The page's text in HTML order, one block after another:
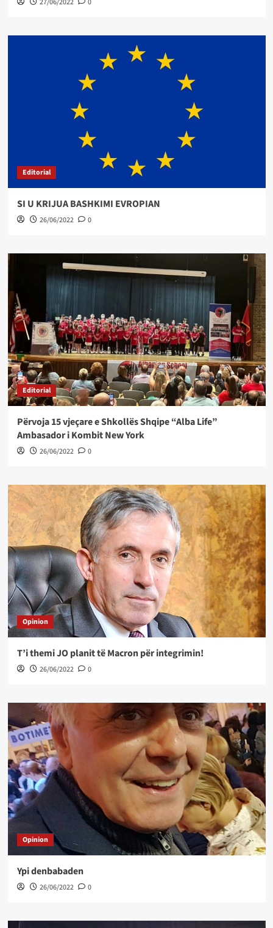
Editorial
SI U KRIJUA BASHKIMI EVROPIAN
26/06/2022 0
Editorial
Përvoja 15 vjeçare e Shkollës Shqipe “Alba Life”
Ambasador i Kombit New York
26/06/2022 0
Opinion
T’i themi JO planit të Macron për integrimin!
26/06/2022 0
Opinion
Ypi denbabaden
26/06/2022 0